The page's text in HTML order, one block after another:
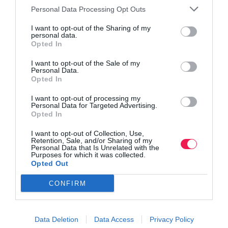
Personal Data Processing Opt Outs
I want to opt-out of the Sharing of my
personal data.
Opted In
I want to opt-out of the Sale of my
Personal Data.
Opted In
I want to opt-out of processing my
Personal Data for Targeted Advertising.
Opted In
I want to opt-out of Collection, Use,
Retention, Sale, and/or Sharing of my
Personal Data that Is Unrelated with the
Purposes for which it was collected.
Opted Out
CONFIRM
Data Deletion Data Access Privacy Policy
Βρες το RUNNER!